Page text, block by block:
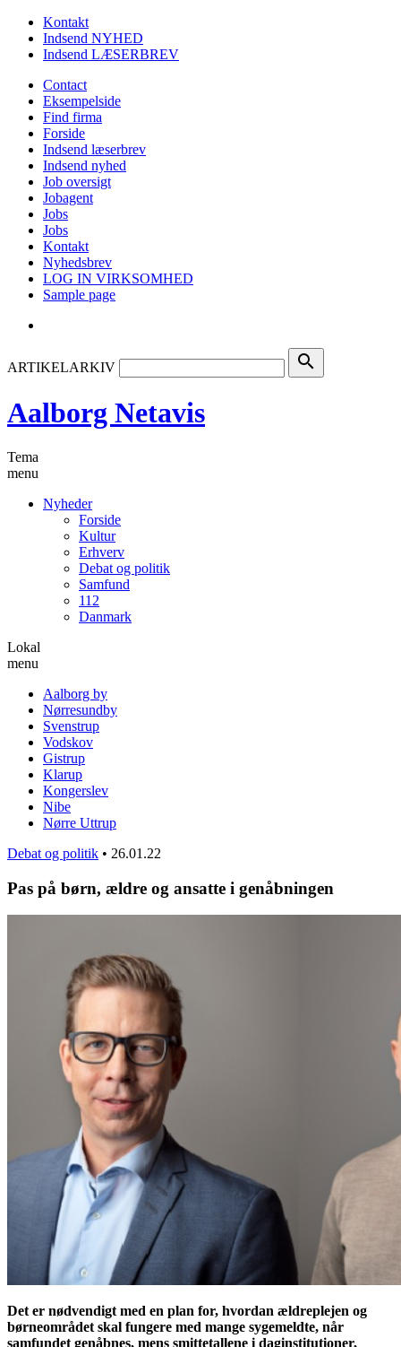
Kontakt
Indsend NYHED
Indsend LÆSERBREV
Contact
Eksempelside
Find firma
Forside
Indsend læserbrev
Indsend nyhed
Job oversigt
Jobagent
Jobs
Jobs
Kontakt
Nyhedsbrev
LOG IN VIRKSOMHED
Sample page
ARTIKELARKIV search
Aalborg Netavis
Tema
menu
Nyheder
Forside
Kultur
Erhverv
Debat og politik
Samfund
112
Danmark
Lokal
menu
Aalborg by
Nørresundby
Svenstrup
Vodskov
Gistrup
Klarup
Kongerslev
Nibe
Nørre Uttrup
Debat og politik • 26.01.22
Pas på børn, ældre og ansatte i genåbningen
Det er nødvendigt med en plan for, hvordan ældreplejen og
børneområdet skal fungere med mange sygemeldte, når
samfundet genåbnes, mens smittetallene i daginstitutioner,